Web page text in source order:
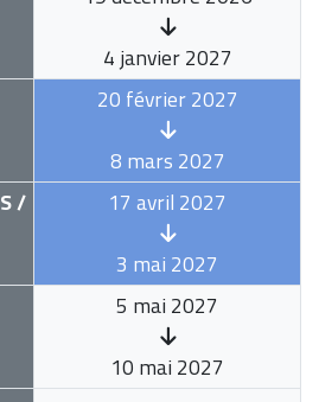
4 janvier 2027
20 février 2027
8 mars 2027
/
17 avril 2027
3 mai 2027
5 mai 2027
10 mai 2027